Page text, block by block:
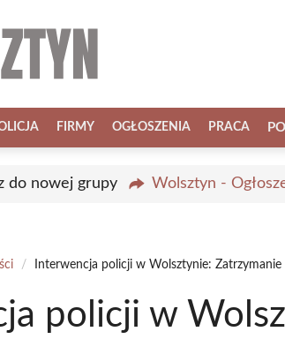
FIRMY OGŁOSZENIA PRACA
do nowej grupy Wolsztyn -
/ Interwencja policji w Wolsztynie:
policji w